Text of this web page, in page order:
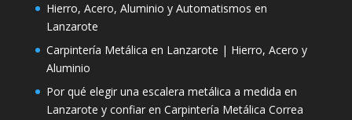
Hierro, Acero, Aluminio y Automatismos en
Lanzarote
Carpintería Metálica en Lanzarote | Hierro, Acero y
Aluminio
Por qué elegir una escalera metálica a medida en
Lanzarote y confiar en Carpintería Metálica Correa